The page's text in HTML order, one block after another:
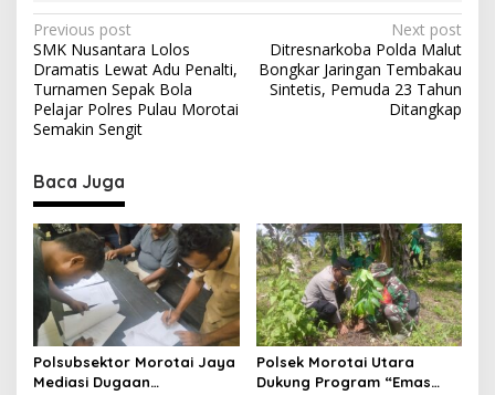
P
o
s
t
a
v
i
g
a
t
i
Previous post
SMK Nusantara Lolos
Dramatis Lewat Adu Penalti,
Turnamen Sepak Bola
Pelajar Polres Pulau Morotai
Semakin Sengit
Next post
Ditresnarkoba Polda Malut
Bongkar Jaringan Tembakau
Sintetis, Pemuda 23 Tahun
Ditangkap
Baca Juga
Polsubsektor Morotai Jaya
Mediasi Dugaan
Polsek Morotai Utara
Dukung Program “Emas